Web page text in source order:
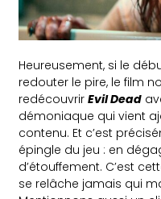
Heureusement, si le
redouter le pire, le film
redécouvrirEvil Dead
démoniaque qui vient
contenu. Et c’est
épingle du jeu : en
d’étouffement. C’est
se relâche jamais qui